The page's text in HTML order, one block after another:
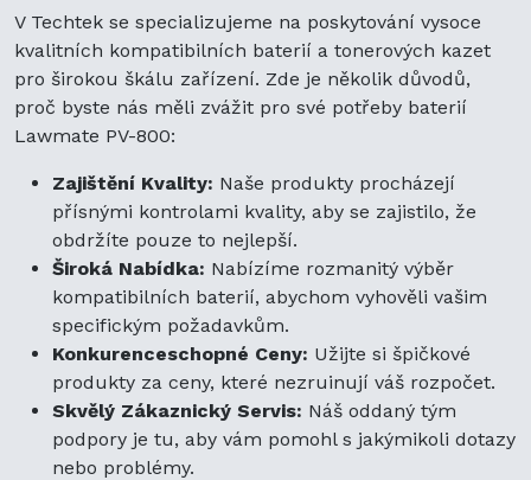
V Techtek se specializujeme na poskytování vysoce
kvalitních kompatibilních baterií a tonerových kazet
pro širokou škálu zařízení. Zde je několik důvodů,
proč byste nás měli zvážit pro své potřeby baterií
Lawmate PV-800:
Zajištění Kvality: Naše produkty procházejí
přísnými kontrolami kvality, aby se zajistilo, že
obdržíte pouze to nejlepší.
Široká Nabídka: Nabízíme rozmanitý výběr
kompatibilních baterií, abychom vyhověli vašim
specifickým požadavkům.
Konkurenceschopné Ceny: Užijte si špičkové
produkty za ceny, které nezruinují váš rozpočet.
Skvělý Zákaznický Servis: Náš oddaný tým
podpory je tu, aby vám pomohl s jakýmikoli dotazy
nebo problémy.